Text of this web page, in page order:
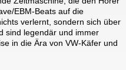
EBM-Beats auf die
verlernt, sondern sich über
sind legendär und immer
in die Ära von VW-Käfer und